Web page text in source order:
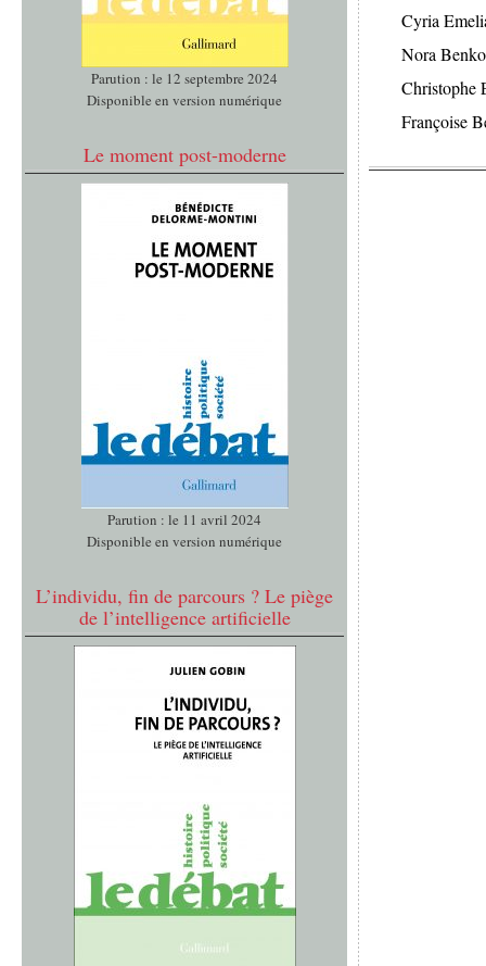
Parution : le 12 septembre 2024
Disponible en version numérique
Le moment post-moderne
Parution : le 11 avril 2024
Disponible en version numérique
L’individu, fin de parcours ? Le piège
de l’intelligence artificielle
Cyria
Nora
Christophe
Françoise